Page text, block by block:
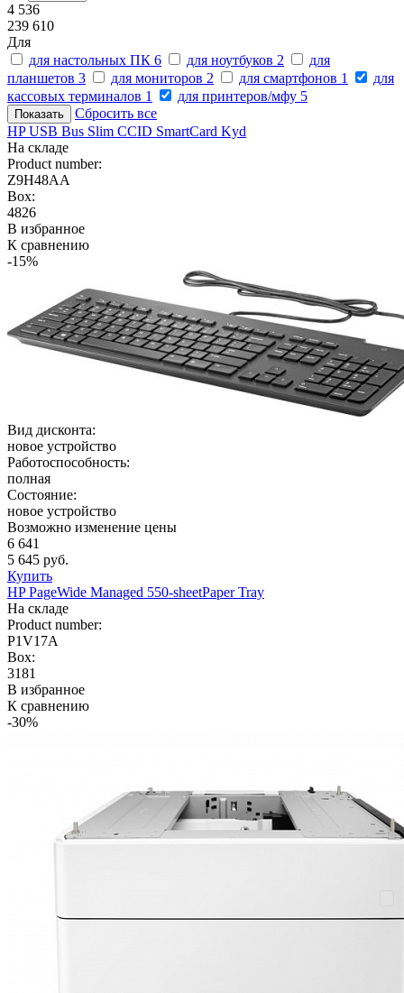
4 536
239 610
Для
для настольных ПК 6 для ноутбуков 2
для
планшетов 3 для мониторов 2 для смартфонов 1
для
кассовых терминалов 1 для принтеров/мфу 5
Сбросить все
HP USB Bus Slim CCID SmartCard Kyd
На складе
Product number:
Z9H48AA
Box:
4826
В избранное
К сравнению
-15%
Вид дисконта:
новое устройство
Работоспособность:
полная
Состояние:
новое устройство
Возможно изменение цены
6 641
5 645 руб.
Купить
HP PageWide Managed 550-sheetPaper Tray
На складе
Product number:
P1V17A
Box:
3181
В избранное
К сравнению
-30%